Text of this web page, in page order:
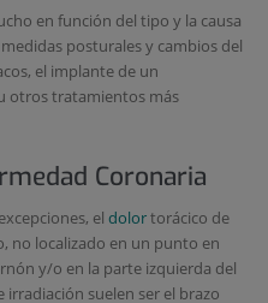
en función del tipo y la causa
posturales y cambios del
el implante de un
otros tratamientos más
Coronaria
el dolortorácico de
no localizado en un punto en
y/o en la parte izquierda del
suelen ser el brazo